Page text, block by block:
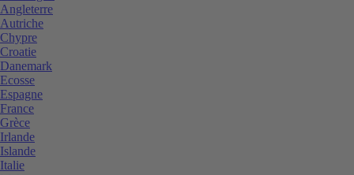
Angleterre
Autriche
Chypre
Croatie
Danemark
Ecosse
Espagne
France
Grèce
Irlande
Islande
Italie